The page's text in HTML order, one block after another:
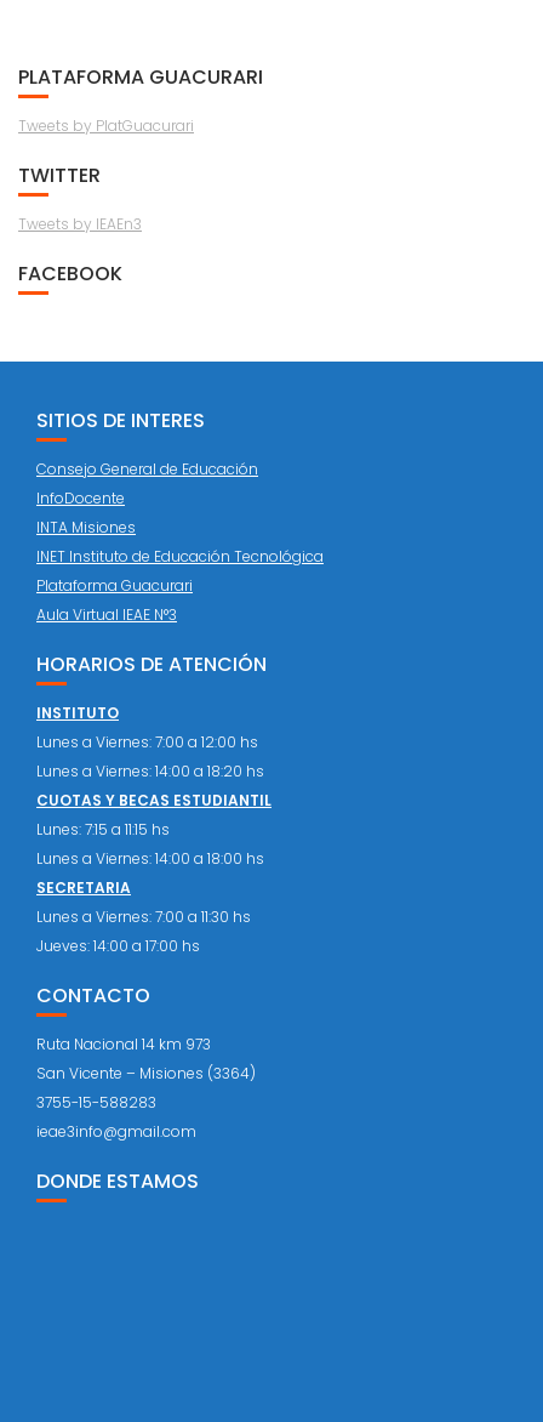
PLATAFORMA GUACURARI
Tweets by PlatGuacurari
TWITTER
Tweets by IEAEn3
FACEBOOK
SITIOS DE INTERES
Consejo General de Educación
InfoDocente
INTA Misiones
INET Instituto de Educación Tecnológica
Plataforma Guacurari
Aula Virtual IEAE N°3
HORARIOS DE ATENCIÓN
INSTITUTO
Lunes a Viernes: 7:00 a 12:00 hs
Lunes a Viernes: 14:00 a 18:20 hs
CUOTAS Y BECAS ESTUDIANTIL
Lunes: 7:15 a 11:15 hs
Lunes a Viernes: 14:00 a 18:00 hs
SECRETARIA
Lunes a Viernes: 7:00 a 11:30 hs
Jueves: 14:00 a 17:00 hs
CONTACTO
Ruta Nacional 14 km 973
San Vicente – Misiones (3364)
3755-15-588283
ieae3info@gmail.com
DONDE ESTAMOS